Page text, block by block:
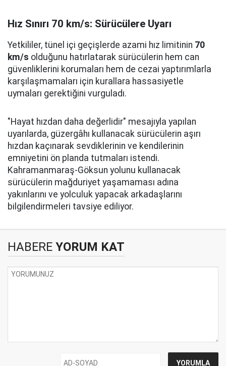
Hız Sınırı 70 km/s: Sürücülere Uyarı
Yetkililer, tünel içi geçişlerde azami hız limitinin 70
km/s olduğunu hatırlatarak sürücülerin hem can
güvenliklerini korumaları hem de cezai yaptırımlarla
karşılaşmamaları için kurallara hassasiyetle
uymaları gerektiğini vurguladı.
"Hayat hızdan daha değerlidir" mesajıyla yapılan
uyarılarda, güzergâhı kullanacak sürücülerin aşırı
hızdan kaçınarak sevdiklerinin ve kendilerinin
emniyetini ön planda tutmaları istendi.
Kahramanmaraş-Göksun yolunu kullanacak
sürücülerin mağduriyet yaşamaması adına
yakınlarını ve yolculuk yapacak arkadaşlarını
bilgilendirmeleri tavsiye ediliyor.
HABERE YORUM KAT